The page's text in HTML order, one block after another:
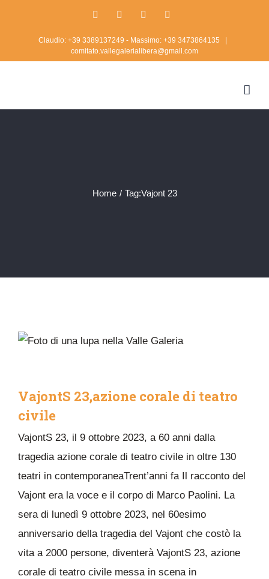
FacebookTwitter Instagram
Claudio: +39 3389137249 - Massimo: +39 3473864135
comitato.vallegalerialibera@gmail.com
Home / Tag:Vajont 23
VajontS 23,azione corale di teatro
civile
VajontS 23, il 9 ottobre 2023, a 60 anni dalla
tragedia azione corale di teatro civile in oltre 130
teatri in contemporaneaTrent’anni fa Il racconto del
Vajont era la voce e il corpo di Marco Paolini. La
sera di lunedì 9 ottobre 2023, nel 60esimo
anniversario della tragedia del Vajont che costò la
vita a 2000 persone, diventerà VajontS 23, azione
corale di teatro civile messa in scena in